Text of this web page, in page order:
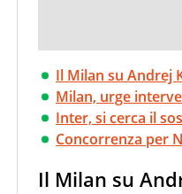
Il Milan su Andrej
Milan, urge
Inter, si cerca il
Concorrenza per
Il Milan su